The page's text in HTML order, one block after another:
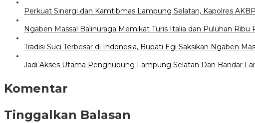
Perkuat Sinergi dan Kamtibmas Lampung Selatan, Kapolres
Ngaben Massal Balinuraga Memikat Turis Italia dan Puluhan Ribu
Tradisi Suci Terbesar di Indonesia, Bupati Egi Saksikan Ngaben
Jadi Akses Utama Penghubung Lampung Selatan Dan Bandar
Komentar
Tinggalkan Balasan